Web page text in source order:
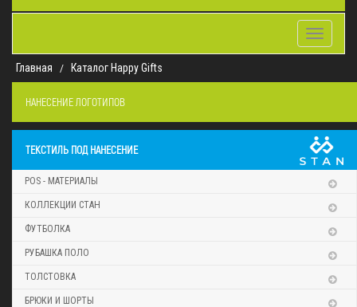
Toggle
Главная
Каталог Happy Gifts
НАНЕСЕНИЕ ЛОГОТИПОВ
ТЕКСТИЛЬ ПОД НАНЕСЕНИЕ
POS - МАТЕРИАЛЫ
КОЛЛЕКЦИИ СТАН
ФУТБОЛКА
РУБАШКА ПОЛО
ТОЛСТОВКА
БРЮКИ И ШОРТЫ